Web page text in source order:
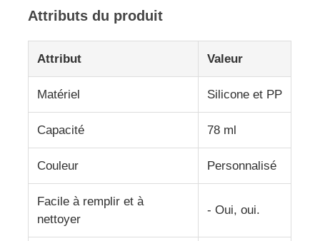
Visite de l'usine
Contrôle qualité
Contactez-nous
Cas
Ensemble de bouteilles de voyage en silicone
Attributs du produit
Attribut Valeur
Matériel Silicone et PP
Capacité 78 ml
Couleur Personnalisé
Facile à remplir et à
nettoyer
- Oui, oui.